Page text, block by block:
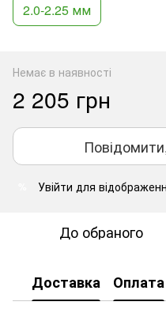
2.0-2.25 мм
Немає в наявності
2 205 грн
Увійти для
До обраного
Доставка Оплата